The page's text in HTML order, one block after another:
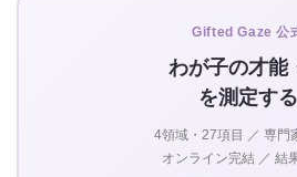
Gifted Gaze 公
わが子の才能
を測定する
4領域・27項目 ／ 専門
オンライン完結 ／ 結